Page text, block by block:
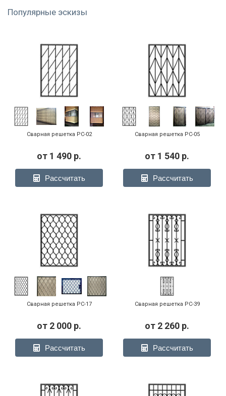
Популярные эскизы
Сварная решетка РС-02
от 1 490 р.
Рассчитать
Сварная решетка РС-05
от 1 540 р.
Рассчитать
Сварная решетка РС-17
от 2 000 р.
Рассчитать
Сварная решетка РС-39
от 2 260 р.
Рассчитать